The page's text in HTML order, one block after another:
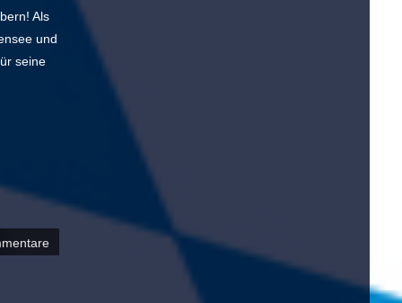
Als
und
seine